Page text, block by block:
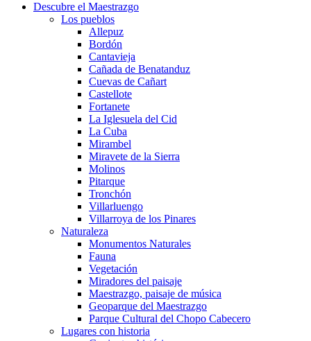
Descubre el Maestrazgo
Los pueblos
Allepuz
Bordón
Cantavieja
Cañada de Benatanduz
Cuevas de Cañart
Castellote
Fortanete
La Iglesuela del Cid
La Cuba
Mirambel
Miravete de la Sierra
Molinos
Pitarque
Tronchón
Villarluengo
Villarroya de los Pinares
Naturaleza
Monumentos Naturales
Fauna
Vegetación
Miradores del paisaje
Maestrazgo, paisaje de música
Geoparque del Maestrazgo
Parque Cultural del Chopo Cabecero
Lugares con historia